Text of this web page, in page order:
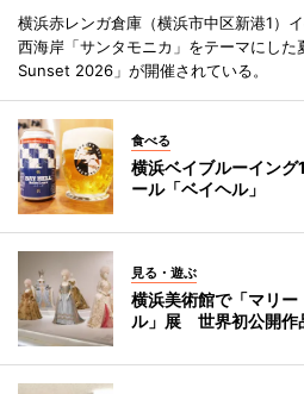
横浜赤レンガ倉庫（横浜市中区新港1）
西海岸「サンタモニカ」をテーマにし
Sunset 2026」が開催されている。
食べる
横浜ベイブルーイン
ール「ベイヘル」
見る・遊ぶ
横浜美術館で「マリー
ル」展 世界初公開作